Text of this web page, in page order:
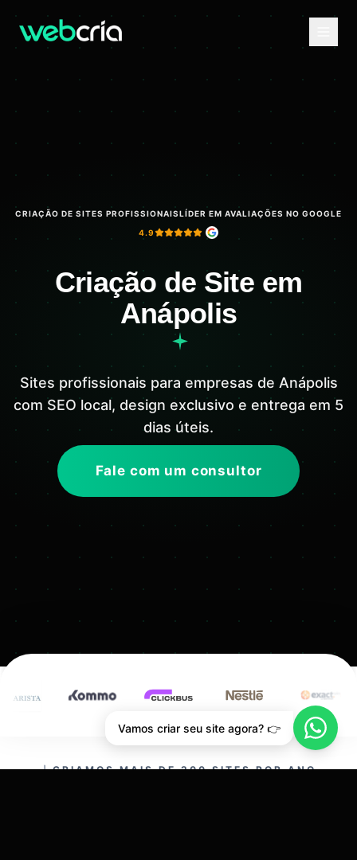
CRIAÇÃO DE SITES PROFISSIONAISLÍDER EM AVALIAÇÕES NO GOOGLE
4.9
Criação de Site em
Anápolis
Sites profissionais para empresas de Anápolis
com SEO local, design exclusivo e entrega em 5
dias úteis.
Fale com um consultor
CRIAMOS MAIS DE 200 SITES POR ANO.
Vamos criar seu site agora? 👉